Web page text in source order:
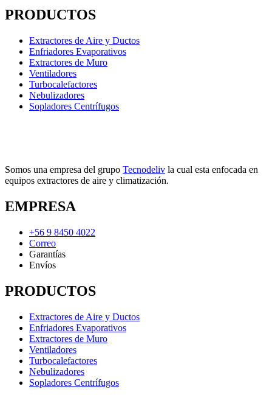
PRODUCTOS
Extractores de Aire y Ductos
Enfriadores Evaporativos
Extractores de Muro
Ventiladores
Turbocalefactores
Nebulizadores
Sopladores Centrífugos
Somos una empresa del grupo Tecnodeliv la cual esta enfocada en
equipos extractores de aire y climatización.
EMPRESA
+56 9 8450 4022
Correo
Garantías
Envíos
PRODUCTOS
Extractores de Aire y Ductos
Enfriadores Evaporativos
Extractores de Muro
Ventiladores
Turbocalefactores
Nebulizadores
Sopladores Centrífugos